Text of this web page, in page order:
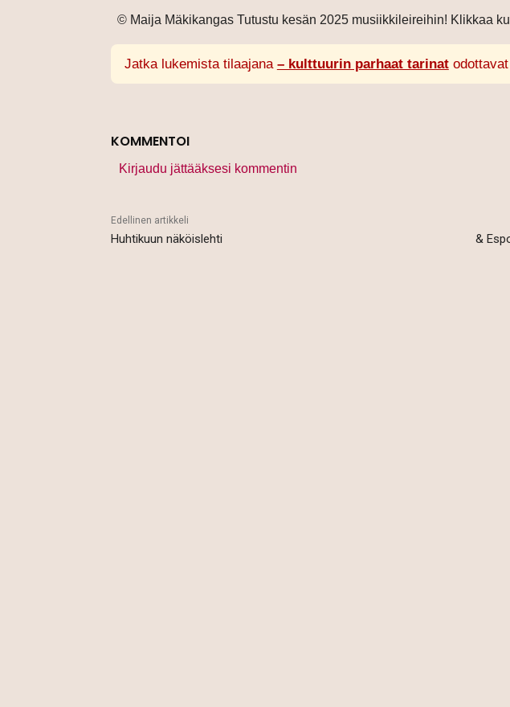
© Maija Mäkikangas Tutustu kesän 2025 musiikkileireihin! Klikkaa
Jatka lukemista tilaajana – kulttuurin parhaat tarinatodottavat
KOMMENTOI
Kirjaudu jättääksesi kommentin
Edellinen artikkeli
Huhtikuun näköislehti &